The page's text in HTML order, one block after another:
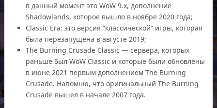
в данный момент это WoW 9.x, дополнение
Shadowlands, которое вышло в ноябре 2020 года;
Classic Era: это версия “классической” игры, которая
была перезапущена в августе 2019;
The Burning Crusade Classic — сервера, которых
раньше был WoW Classic и которые были обновлены
в июне 2021 первым дополнением The Burning
Crusade. Напомню, что оригинальный The Burning
Crusade вышел в начале 2007 года.